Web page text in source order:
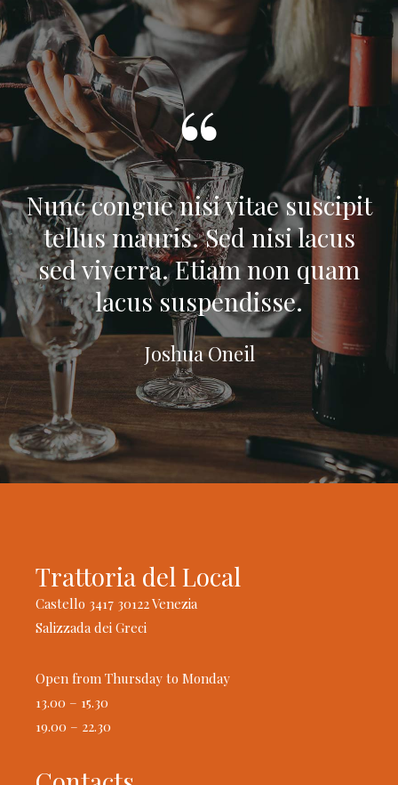
Nunc congue nisi vitae suscipit
tellus mauris. Sed nisi lacus
sed viverra. Etiam non quam
lacus suspendisse.
Joshua Oneil
Trattoria del Local
Castello 3417 30122 Venezia
Salizzada dei Greci
Open from Thursday to Monday
13.00 – 15.30
19.00 – 22.30